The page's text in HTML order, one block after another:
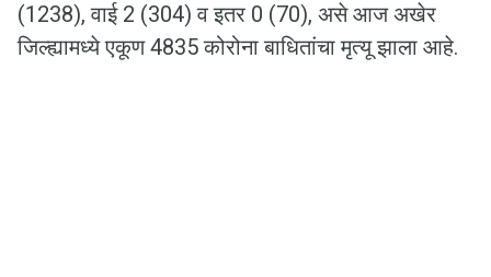
(1238), वाई 2 (304) व इतर 0 (70), असे आज अखेर
जिल्ह्यामध्ये एकूण 4835 कोरोना बाधितांचा मृत्यू झाला आहे.